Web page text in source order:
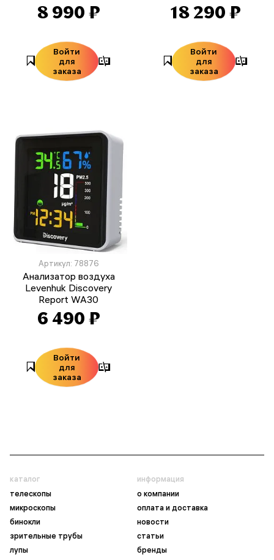
8 990 ₽
Войти
для
заказа
18 290 ₽
Войти
для
заказа
Артикул: 78876
Анализатор воздуха
Levenhuk Discovery
Report WA30
6 490 ₽
Войти
для
заказа
каталог
телескопы
микроскопы
бинокли
зрительные трубы
лупы
информация
о компании
оплата и доставка
новости
статьи
бренды